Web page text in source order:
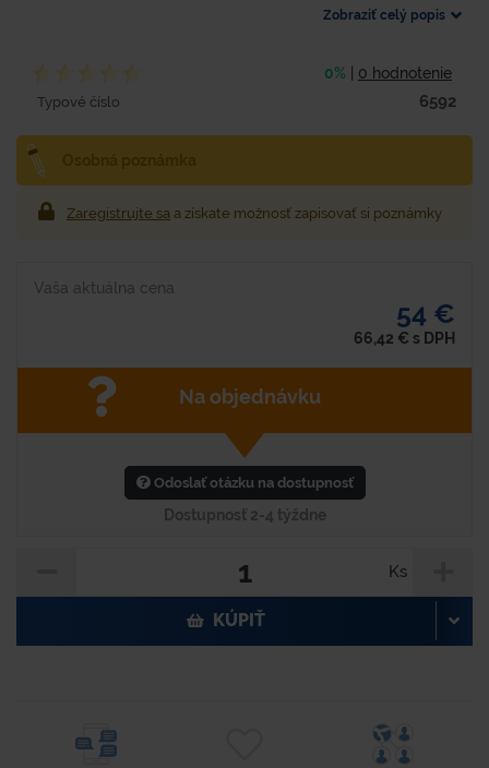
Zobraziť celý popis
0% 0 hodnotenie
Typové číslo 6592
Zaregistrujte sa a získate možnosť zapisovať si poznámky
Vaša aktuálna cena
54 €
66,42 € s DPH
Na objednávku
Odoslať otázku na dostupnosť
Dostupnosť 2-4 týždne
Ks
KÚPIŤ